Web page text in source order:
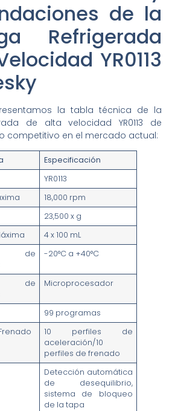
de la
Refrigerada
YR0113
la tabla técnica de la
de alta velocidad YR0113 de
competitivo en el mercado actual:
Especificación
YR0113
18,000 rpm
23,500 x g
4 x 100 mL
de
-20°C a +40°C
de
Microprocesador
99 programas
10 perfiles de
aceleración/10
perfiles de frenado
Detección automática
de desequilibrio,
sistema de bloqueo
de la tapa